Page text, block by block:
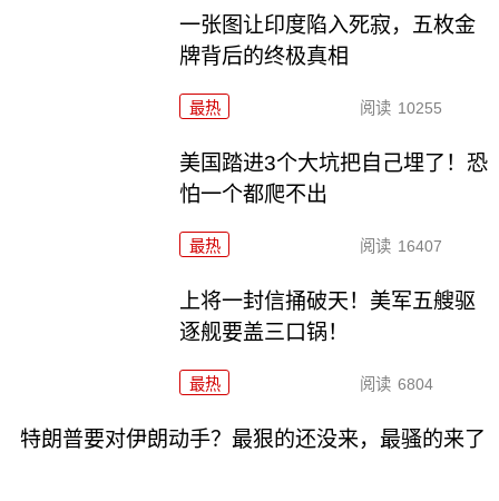
一张图让印度陷入死寂，五枚金
牌背后的终极真相
最热 阅读 10255
美国踏进3个大坑把自己埋了！恐
怕一个都爬不出
最热 阅读 16407
上将一封信捅破天！美军五艘驱
逐舰要盖三口锅！
最热 阅读 6804
特朗普要对伊朗动手？最狠的还没来，最骚的来了